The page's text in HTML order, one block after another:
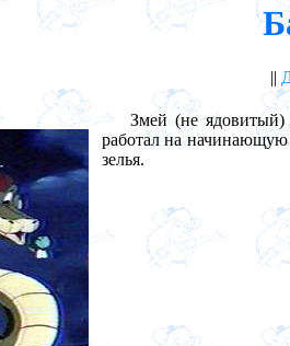
||
Змей (не ядовитый)
работал на
зелья.